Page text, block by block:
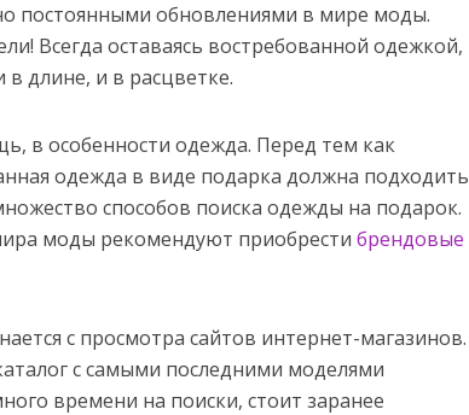
постоянными обновлениями в мире моды.
Всегда оставаясь востребованной одежкой,
длине, и в расцветке.
в особенности одежда. Перед тем как
одежда в виде подарка должна подходить
способов поиска одежды на подарок.
моды рекомендуют приобрести брендовые
с просмотра сайтов интернет-магазинов.
с самыми последними моделями
времени на поиски, стоит заранее